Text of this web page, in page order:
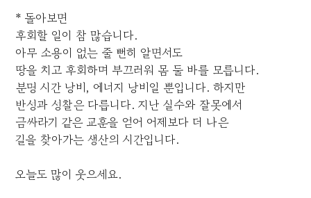
* 돌아보면
후회할 일이 참 많습니다.
아무 소용이 없는 줄 뻔히 알면서도
땅을 치고 후회하며 부끄러워 몸 둘 바를 모릅니다.
분명 시간 낭비, 에너지 낭비일 뿐입니다. 하지만
반성과 성찰은 다릅니다. 지난 실수와 잘못에서
금싸라기 같은 교훈을 얻어 어제보다 더 나은
길을 찾아가는 생산의 시간입니다.
오늘도 많이 웃으세요.